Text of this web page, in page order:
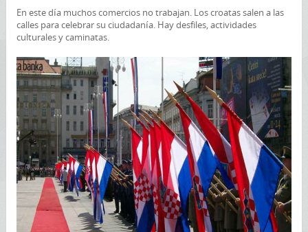
En este día muchos comercios no trabajan. Los croatas salen a las
calles para celebrar su ciudadanía. Hay desfiles, actividades
culturales y caminatas.